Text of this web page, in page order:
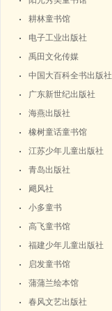
耕林童书馆
电子工业出版社
禹田文化传媒
中国大百科全书出版社
广东新世纪出版社
海燕出版社
橡树童话童书馆
江苏少年儿童出版社
青岛出版社
飓风社
小多童书
高飞童书馆
福建少年儿童出版社
启发童书馆
蒲蒲兰绘本馆
春风文艺出版社